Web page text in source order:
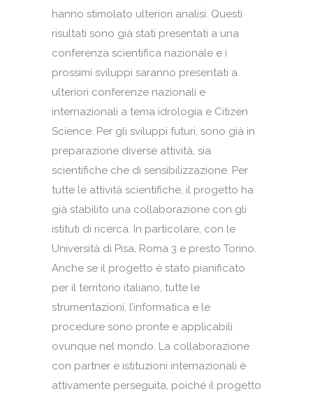
hanno stimolato ulteriori analisi. Questi
risultati sono già stati presentati a una
conferenza scientifica nazionale e i
prossimi sviluppi saranno presentati a
ulteriori conferenze nazionali e
internazionali a tema idrologia e Citizen
Science. Per gli sviluppi futuri, sono già in
preparazione diverse attività, sia
scientifiche che di sensibilizzazione. Per
tutte le attività scientifiche, il progetto ha
già stabilito una collaborazione con gli
istituti di ricerca. In particolare, con le
Università di Pisa, Roma 3 e presto Torino.
Anche se il progetto è stato pianificato
per il territorio italiano, tutte le
strumentazioni, l’informatica e le
procedure sono pronte e applicabili
ovunque nel mondo. La collaborazione
con partner e istituzioni internazionali è
attivamente perseguita, poiché il progetto